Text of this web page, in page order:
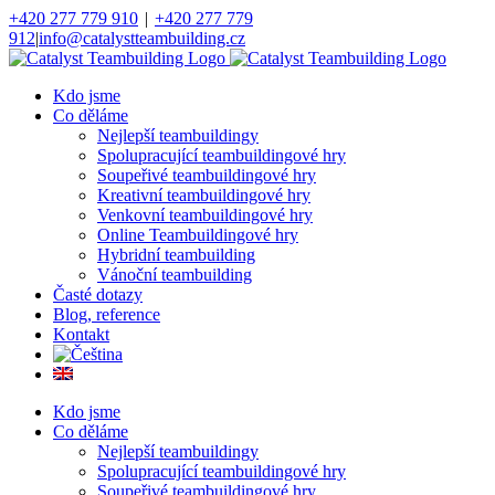
Přeskočit
na
obsah
+420 277 779 910 | +420 277 779
912|info@catalystteambuilding.cz
Facebook
Instagram
Kdo jsme
Co děláme
Nejlepší teambuildingy
Spolupracující teambuildingové hry
Soupeřivé teambuildingové hry
Kreativní teambuildingové hry
Venkovní teambuildingové hry
Online Teambuildingové hry
Hybridní teambuilding
Vánoční teambuilding
Časté dotazy
Blog, reference
Kontakt
Kdo jsme
Co děláme
Nejlepší teambuildingy
Spolupracující teambuildingové hry
Soupeřivé teambuildingové hry